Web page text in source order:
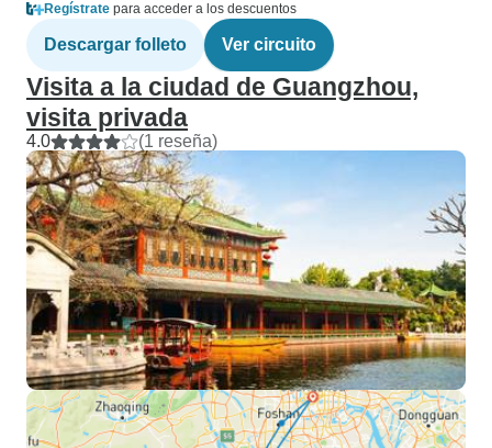
Regístrate para acceder a los descuentos
Descargar folleto Ver circuito
Visita a la ciudad de Guangzhou,
visita privada
4.0 (1 reseña)